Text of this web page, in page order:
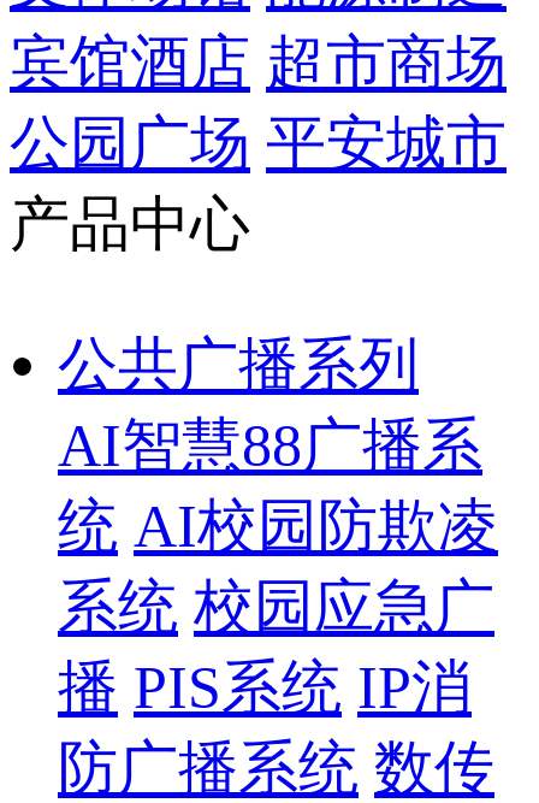
宾馆酒店 超市商场
公园广场 平安城市
产品中心
公共广播系列
AI智慧88广播系
统 AI校园防欺凌
系统 校园应急广
播 PIS系统 IP消
防广播系统 数传